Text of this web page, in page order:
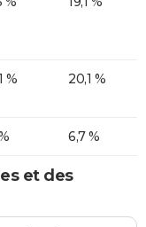
% 20,1 %
6,7 %
et des